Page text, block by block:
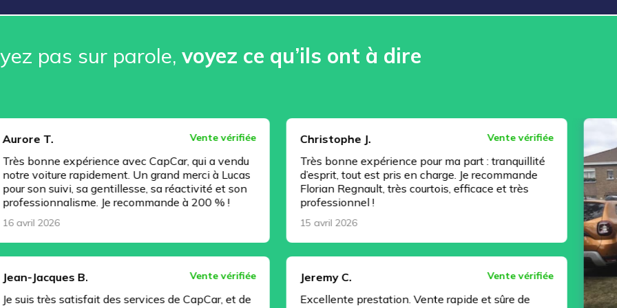
pas sur parole, voyez ce qu’ils ont à dire
Vente vérifiée
avec CapCar, qui a vendu
rapidement. Un grand merci à Lucas
sa gentillesse, sa réactivité et son
Je recommande à 200 % !
B. Vente vérifiée
des services de CapCar, et de
Christophe J. Vente vérifiée
Très bonne expérience pour ma part : tranquillité
d’esprit, tout est pris en charge. Je recommande
Florian Regnault, très courtois, efficace et très
professionnel !
Jeremy C. Vente vérifiée
Excellente prestation. Vente rapide et sûre de